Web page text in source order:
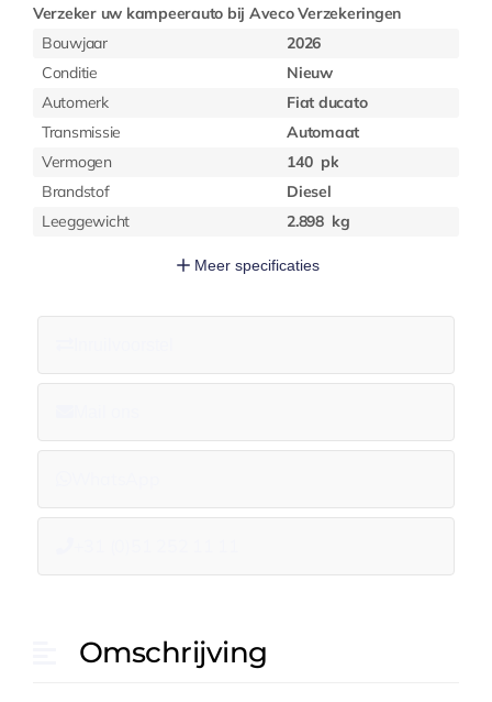
Verzeker uw kampeerauto bij Aveco Verzekeringen
Bouwjaar
2026
Conditie
Nieuw
Automerk
Fiat ducato
Transmissie
Automaat
Vermogen
140pk
Brandstof
Diesel
Leeggewicht
2.898kg
Meer specificaties
Omschrijving